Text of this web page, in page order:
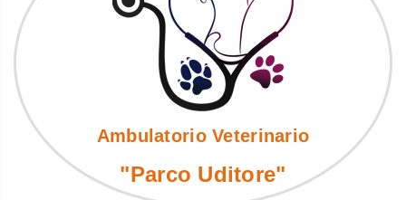
Ambulatorio Veterinario
"Parco Uditore"